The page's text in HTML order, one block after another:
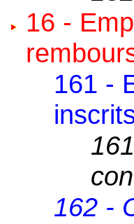
16 -
161 -
162 -